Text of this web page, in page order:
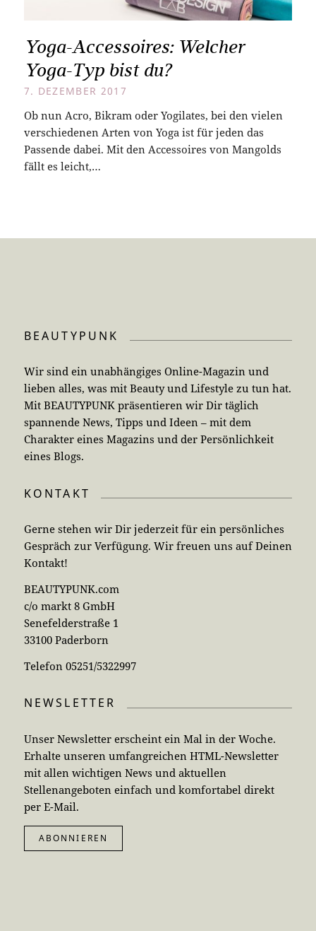
Yoga-Accessoires: Welcher
Yoga-Typ bist du?
7. DEZEMBER 2017
Ob nun Acro, Bikram oder Yogilates, bei den vielen
verschiedenen Arten von Yoga ist für jeden das
Passende dabei. Mit den Accessoires von Mangolds
fällt es leicht,…
BEAUTYPUNK
Wir sind ein unabhängiges Online-Magazin und
lieben alles, was mit Beauty und Lifestyle zu tun hat.
Mit BEAUTYPUNK präsentieren wir Dir täglich
spannende News, Tipps und Ideen – mit dem
Charakter eines Magazins und der Persönlichkeit
eines Blogs.
KONTAKT
Gerne stehen wir Dir jederzeit für ein persönliches
Gespräch zur Verfügung. Wir freuen uns auf Deinen
Kontakt!
BEAUTYPUNK.com
c/o markt 8 GmbH
Senefelderstraße 1
33100 Paderborn
Telefon 05251/5322997
NEWSLETTER
Unser Newsletter erscheint ein Mal in der Woche.
Erhalte unseren umfangreichen HTML-Newsletter
mit allen wichtigen News und aktuellen
Stellenangeboten einfach und komfortabel direkt
per E-Mail.
ABONNIEREN